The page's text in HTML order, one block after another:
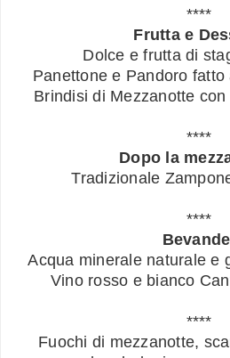
****
Frutta e
Dolce e frutta di
Panettone e Pandoro
Brindisi di Mezzanotte
****
Dopo la
Tradizionale
****
Acqua minerale naturale e
Vino rosso e bianco
****
Fuochi di mezzanotte,